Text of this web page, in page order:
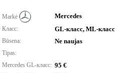
Markė Mercedes
Класс: GL-класс, ML-класс
Būsena: Ne naujas
Tipas:
Mercedes GL-класс: 95 €